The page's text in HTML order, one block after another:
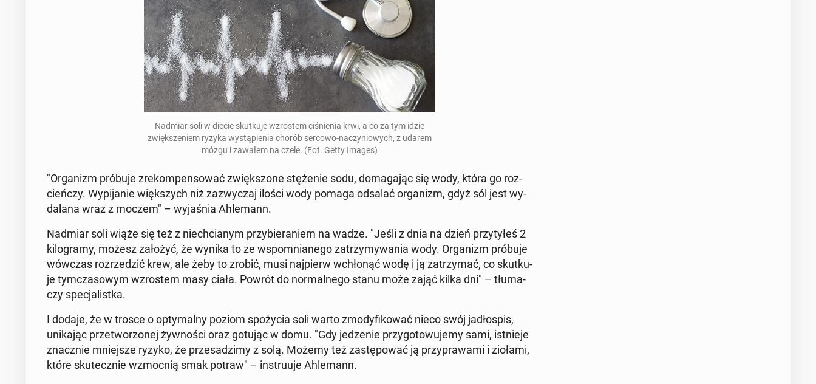
Nadmiar soli w diecie skut­ku­je wzro­stem ci­śnie­nia krwi, a co za tym idzie
zwięk­sze­niem ryzyka wy­stą­pie­nia chorób sercowo-na­czy­nio­wych, z udarem
mózgu i zawałem na czele. (Fot. Getty Images)
"Or­ga­nizm próbuje zre­kom­pen­so­wać zwięk­szo­ne stę­że­nie sodu, do­ma­ga­jąc się wody, która go roz­
cień­czy. Wy­pi­ja­nie więk­szych niż za­zwy­czaj ilości wody pomaga odsalać or­ga­nizm, gdyż sól jest wy­
da­la­na wraz z moczem" – wy­ja­śnia Ah­le­mann.
Nadmiar soli wiąże się też z nie­chcia­nym przy­bie­ra­niem na wadze. "Jeśli z dnia na dzień przy­ty­łeś 2
ki­lo­gra­my, możesz założyć, że wynika to ze wspo­mnia­ne­go za­trzy­my­wa­nia wody. Or­ga­nizm próbuje
wówczas roz­rze­dzić krew, ale żeby to zrobić, musi naj­pierw wchło­nąć wodę i ją za­trzy­mać, co skut­ku­
je tym­cza­so­wym wzro­stem masy ciała. Powrót do nor­mal­ne­go stanu może zająć kilka dni" – tłu­ma­
czy spe­cja­list­ka.
I dodaje, że w trosce o opty­mal­ny poziom spo­ży­cia soli warto zmo­dy­fi­ko­wać nieco swój ja­dło­spis,
uni­ka­jąc prze­two­rzo­nej żyw­no­ści oraz gotując w domu. "Gdy je­dze­nie przy­go­to­wu­je­my sami, ist­nie­je
znacz­nie mniej­sze ryzyko, że prze­sa­dzi­my z solą. Możemy też za­stę­po­wać ją przy­pra­wa­mi i ziołami,
które sku­tecz­nie wzmoc­nią smak potraw" – in­stru­uje Ah­le­mann.